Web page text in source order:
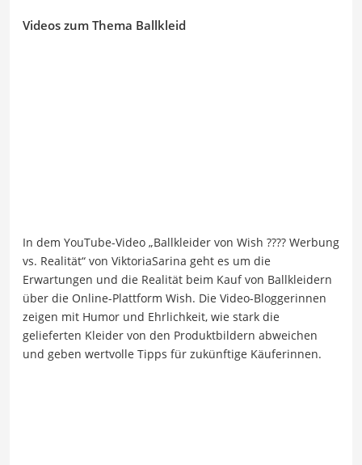
Videos zum Thema Ballkleid
In dem YouTube-Video „Ballkleider von Wish ???? Werbung
vs. Realität“ von ViktoriaSarina geht es um die
Erwartungen und die Realität beim Kauf von Ballkleidern
über die Online-Plattform Wish. Die Video-Bloggerinnen
zeigen mit Humor und Ehrlichkeit, wie stark die
gelieferten Kleider von den Produktbildern abweichen
und geben wertvolle Tipps für zukünftige Käuferinnen.